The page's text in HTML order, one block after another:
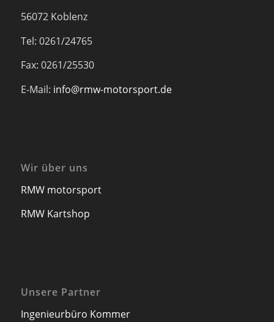
56072 Koblenz
Tel: 0261/24765
Fax: 0261/25530
E-Mail: info@rmw-motorsport.de
Wir über uns
RMW motorsport
RMW Kartshop
Unsere Partner
Ingenieurbüro Kommer